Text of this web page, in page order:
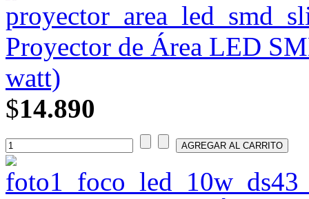
Proyector de Área LED
watt)
$14.890